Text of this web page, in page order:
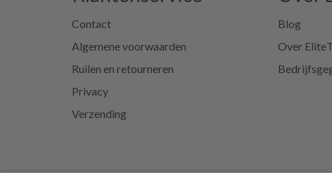
Contact
Algemene voorwaarden
Ruilen en retourneren
Privacy
Verzending
Blog
Over